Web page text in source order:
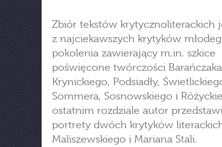
Zbiór tekstów krytycznoliterackich
z najciekawszych krytyków
pokolenia zawierający m.in. szkice
poświęcone twórczości
Krynickiego, Podsiadły,
Sommera, Sosnowskiego i
ostatnim rozdziale autor
portrety dwóch krytyków
Maliszewskiego i Mariana Stali.